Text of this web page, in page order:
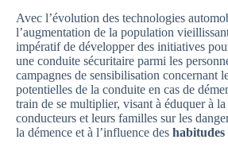
Avec l’évolution des technologies
l’augmentation de la population
impératif de développer des initiatives
une conduite sécuritaire parmi les
campagnes de sensibilisation concernant
potentielles de la conduite en cas de
train de se multiplier, visant à éduquer à
conducteurs et leurs familles sur les
la démence et à l’influence des habitudes